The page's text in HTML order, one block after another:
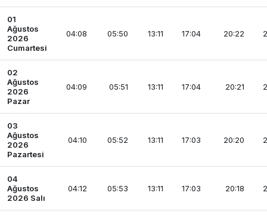
01
Ağustos
2026
Cumartesi
04:08 05:50 13:11 17:04 20:22
02
Ağustos
2026
Pazar
04:09 05:51 13:11 17:04 20:21
03
Ağustos
2026
Pazartesi
04:10 05:52 13:11 17:03 20:20
04
Ağustos
2026 Salı
04:12 05:53 13:11 17:03 20:18